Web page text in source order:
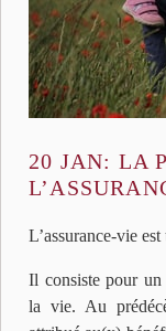
20 JAN: LA
L’assurance-vie
Il consiste pour un
la vie. Au